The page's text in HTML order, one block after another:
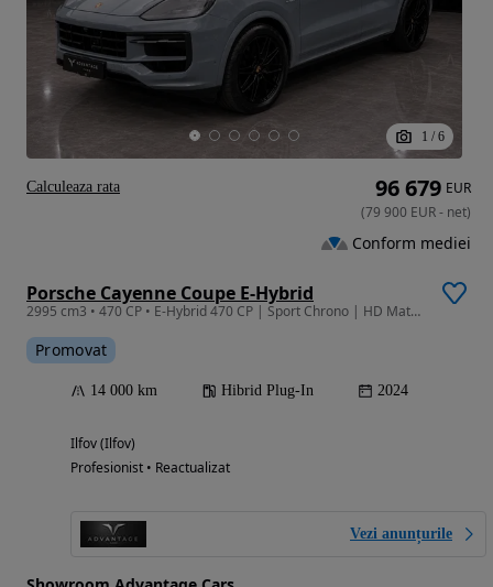
1 / 6
Porsche Cayenne Coupe E-Hybrid
2995 cm3 • 470 CP • E-Hybrid 470 CP | Sport Chrono | HD Matrix LED | BOSE | InnoDrive
Promovat
14 000 km Hibrid Plug-In 2024
Ilfov (Ilfov)
Profesionist • Reactualizat
Vezi anunțurile
96 679 EUR
(79 900 EUR- net)
Conform mediei
Calculeaza rata